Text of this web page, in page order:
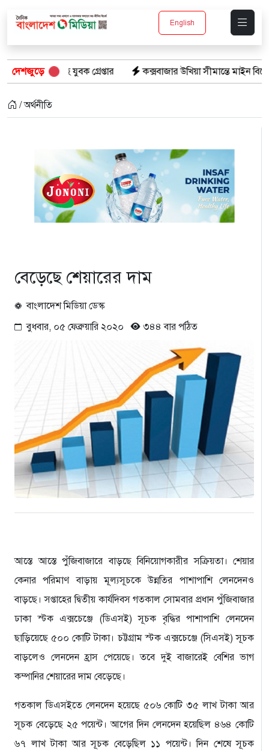
English
দেশজুড়ে
গ্রেপ্তার কক্সবাজার উখিয়া সীমান্তে মাইন বিস্ফোরণে যুবক
/ অর্থনীতি
বেড়েছে শেয়ারের দাম
বাংলাদেশ মিডিয়া ডেস্ক
বুধবার, ০৫ ফেব্রুয়ারি ২০২০
৩৪৪ বার পঠিত
আস্তে আস্তে পুঁজিবাজারে বাড়ছে বিনিয়োগকারীর সক্রিয়তা। শেয়ার
কেনার পরিমাণ বাড়ায় মূল্যসূচকে উন্নতির পাশাপাশি লেনদেনও
বাড়ছে। সপ্তাহের দ্বিতীয় কার্যদিবস গতকাল সোমবার প্রধান পুঁজিবাজার
ঢাকা স্টক এক্সচেঞ্জে (ডিএসই) সূচক বৃদ্ধির পাশাপাশি লেনদেন
ছাড়িয়েছে ৫০০ কোটি টাকা। চট্টগ্রাম স্টক এক্সচেঞ্জে (সিএসই) সূচক
বাড়লেও লেনদেন হ্রাস পেয়েছে। তবে দুই বাজারেই বেশির ভাগ
কম্পানির শেয়ারের দাম বেড়েছে।
গতকাল ডিএসইতে লেনদেন হয়েছে ৫০৬ কোটি ৩৫ লাখ টাকা আর
সূচক বেড়েছে ২৫ পয়েন্ট। আগের দিন লেনদেন হয়েছিল ৪৬৪ কোটি
৬৭ লাখ টাকা আর সূচক বেড়েছিল ১১ পয়েন্ট। দিন শেষে সূচক